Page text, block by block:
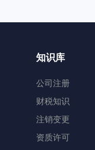
知识库
公司注册
财税知识
注销变更
资质许可